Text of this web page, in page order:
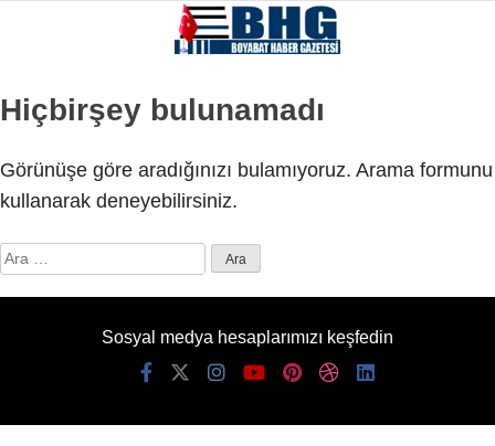
Hiçbirşey bulunamadı
Görünüşe göre aradığınızı bulamıyoruz. Arama formunu
kullanarak deneyebilirsiniz.
Arama:
Sosyal medya hesaplarımızı keşfedin